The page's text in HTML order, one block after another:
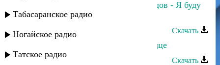
Табасаранское радио
Ногайское радио
Татское радио
Зарема Гаджиева и Махач Магомедов - Я буду
очень по тебе скучать
Скачать
Зарема Гаджиева - Оловянное сердце
Скачать